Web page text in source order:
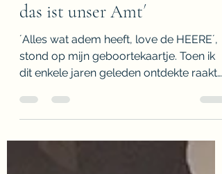
Signalement - ´Gott loben,
das ist unser Amt´
´Alles wat adem heeft, love de HEERE´,
stond op mijn geboortekaartje. Toen ik
dit enkele jaren geleden ontdekte raakte
Niederkrüchten in bisdom Aken mag ik
deze tekst dagelijks leven. Ik ervaar het